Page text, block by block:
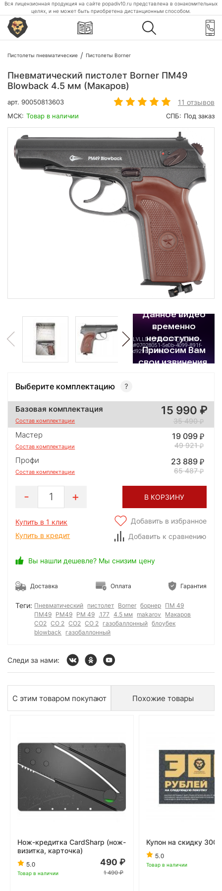
Вся лицензионная продукция на сайте popadiv10.ru представлена в ознакомительных
целях, и не может быть приобретена дистанционным способом.
Пистолеты пневматические Пистолеты Borner
Пневматический пистолет Borner ПМ49
Blowback 4.5 мм (Макаров)
арт. 90050813603 11 отзывов
МСК: Товар в наличии СПБ: Под заказ
Выберите комплектацию
Базовая комплектация
Состав комплектации
15 990
35 490
Мастер
Состав комплектации
19 099
49 921
Профи
Состав комплектации
23 889
65 487
1 В КОРЗИНУ
Купить в 1 клик
Купить в кредит
Добавить в избранное
Добавить к сравнению
Вы нашли дешевле? Мы снизим цену
Доставка Оплата Гарантия
Теги: Пневматический пистолет Borner борнер ПМ 49
ПМ49 PM49 PM 49 .177 4.5 мм makarov
Макаров
СО2 СО 2 CO2 CO 2 газобаллонный блоубек
blowback
газобаллонный
Следи за нами:
С этим товаром покупают Похожие товары
Нож-кредитка CardSharp (нож-
визитка, карточка)
5.0
Товар в наличии
490
1 490
Купон на скидку 300
5.0
Товар в наличии